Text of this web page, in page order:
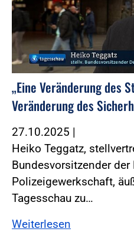
„Eine Veränderung des
Veränderung des
27.10.2025 |
Heiko Teggatz,
Bundesvorsitzender der
Polizeigewerkschaft,
Tagesschau zu…
Weiterlesen